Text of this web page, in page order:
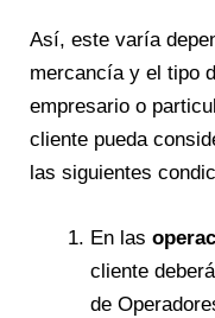
Así, este varía
mercancía y el tipo
empresario o
cliente pueda
las siguientes
En las
cliente
de